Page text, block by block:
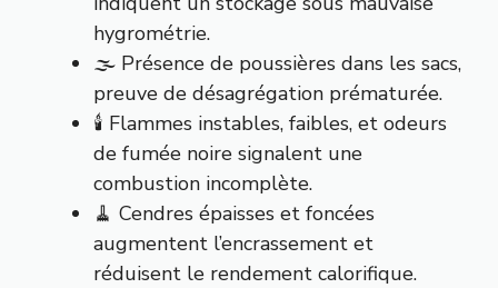
hygrométrie.
🌫️ Présence de poussières dans les sacs,
preuve de désagrégation prématurée.
🕯️ Flammes instables, faibles, et odeurs
de fumée noire signalent une
combustion incomplète.
🧹 Cendres épaisses et foncées
augmentent l’encrassement et
réduisent le rendement calorifique.